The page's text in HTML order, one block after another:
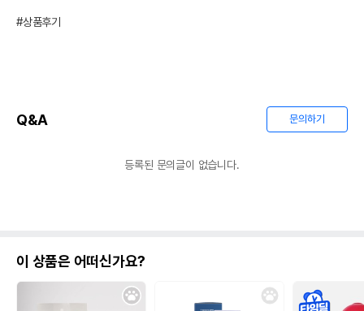
#상품후기
Q&A 문의하기
등록된 문의글이 없습니다.
이 상품은 어떠신가요?